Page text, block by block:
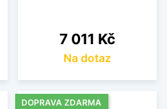
Cena
7 011 Kč
Na dotaz
DOPRAVA ZDARMA